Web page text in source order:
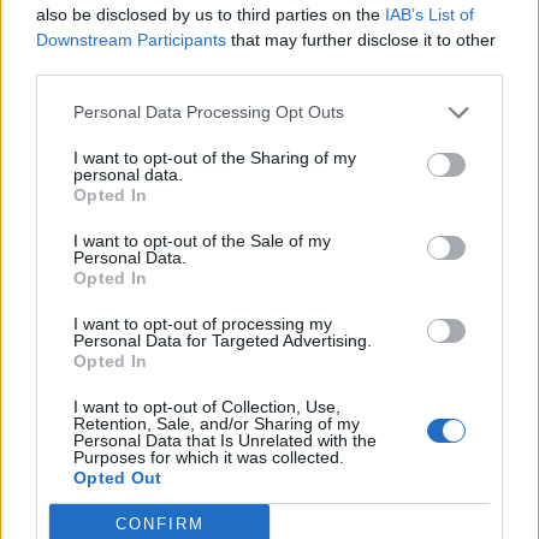
also be disclosed by us to third parties on the IAB’s List of
Downstream Participants that may further disclose it to other
Personal Data Processing Opt Outs
I want to opt-out of the Sharing of my
personal data.
Opted In
I want to opt-out of the Sale of my
Personal Data.
Opted In
I want to opt-out of processing my
Personal Data for Targeted Advertising.
Opted In
I want to opt-out of Collection, Use,
Retention, Sale, and/or Sharing of my
Personal Data that Is Unrelated with the
Purposes for which it was collected.
Opted Out
CONFIRM
ΚΕΡΑΥΝΟΣ ΛΕΥΚΟΧΩΜΑΤΟΣ - Α.Ε. ΣΠΑΡΤΗ, Α. Ε.
Κ. Ε.Π.Σ. ΛΑΚΩΝΙΑΣ (8/2-15:00)
ΑΠΟΛΛΩΝ ΞΗΡΟΚΑΜΠΙΟΥ - Α.Ε. ΔΗΜΟΥ
ΠΕΛΛΑΝΑΣ, ΔΗΜ. ΣΤ. ΦΑΡΙΔΟΣ -Ν. ΠΑΠΑΔΑΚΟΣ
(8/2-15:00)
ΛΕΩΝΙΔΑΣ ΣΠΑΡΤΗΣ - ΑΤΡΟΜΗΤΟΣ ΣΥΚΕΑΣ,
ΔΗΜΟΤΙΚΟ ΣΤΑΔΙΟ ΣΠΑΡΤΗΣ (8/2-15:00)
ΑΜΙΛΛΑ ΑΓ. ΙΩΑΝΝΗ - Α.Π.Ο. ΠΕΡΙΣΤΕΡΙΟΥ
ΦΙΛΙΣΙΟΥ, Α. Ε. Κ. Ε.Π.Σ. ΛΑΚΩΝΙΑΣ (9/2-15:00)